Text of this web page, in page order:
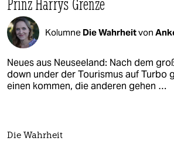
Kolumne Die Wahrheitvon
Neues aus Neuseeland: Nach dem
down under der Tourismus auf Turbo
einen kommen, die anderen gehen …
Die Wahrheit